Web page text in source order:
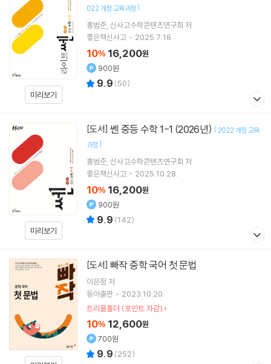
미리보기
022 개정 교육과정 ]
홍범준 신사고수학콘텐츠연구회 저
좋은책신사고
2025.7.18.
10% 16,200원
900원
9.9 (50)
미리보기
[도서] 쎈 중등 수학 1-1 (2026년) [ 2022 개정 교육
과정 ]
홍범준 신사고수학콘텐츠연구회 저
좋은책신사고
2025.10.28.
10% 16,200원
900원
9.9 (142)
[도서] 빠작 중학 국어 첫 문법
이은정 저
동아출판
2023.10.20.
트리플홀더 (포인트 차감)
10% 12,600원
700원
9.9 (252)